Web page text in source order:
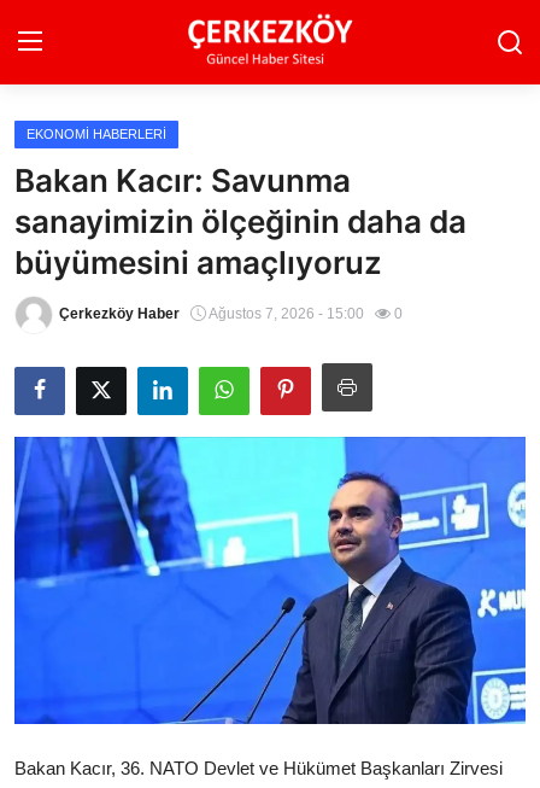
Ana Sayfa
Son Dakika
Ekonomi Haberleri
Magazin Haberleri
Spor Haberleri
Teknoloji Haberleri
Dünya Haberleri
Çerkezköy
EKONOMI HABERLERI
Bakan Kacır: Savunma
sanayimizin ölçeğinin daha da
büyümesini amaçlıyoruz
Çerkezköy Haber Ağustos 7, 2026 - 15:00 0
Bakan Kacır, 36.⁠ ⁠NATO Devlet ve Hükümet Başkanları Zirvesi